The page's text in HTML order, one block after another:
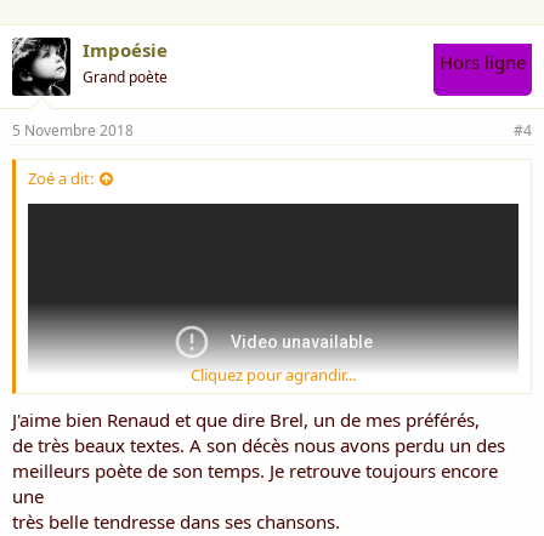
Impoésie
Grand poète
Hors ligne
5 Novembre 2018 #4
Zoé a dit:
Cliquez pour agrandir...
J'aime bien Renaud et que dire Brel, un de mes préférés,
de très beaux textes. A son décès nous avons perdu un des
meilleurs poète de son temps. Je retrouve toujours encore
une
très belle tendresse dans ses chansons.